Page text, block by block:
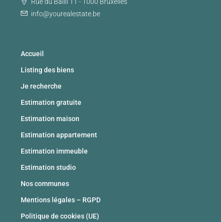
info@yourealestate.be
Accueil
Listing des biens
Je recherche
Estimation gratuite
Estimation maison
Estimation appartement
Estimation immeuble
Estimation studio
Nos communes
Mentions légales – RGPD
Politique de cookies (UE)